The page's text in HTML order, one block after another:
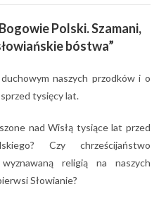
Polski. Szamani,
bóstwa”
naszych przodków i o
tysięcy lat.
nad Wisłą tysiące lat przed
Czy chrześcijaństwo
religią na naszych
Słowianie?